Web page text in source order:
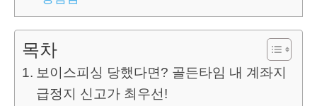
목차
보이스피싱 당했다면? 골든타임 내 계좌지
급정지 신고가 최우선!